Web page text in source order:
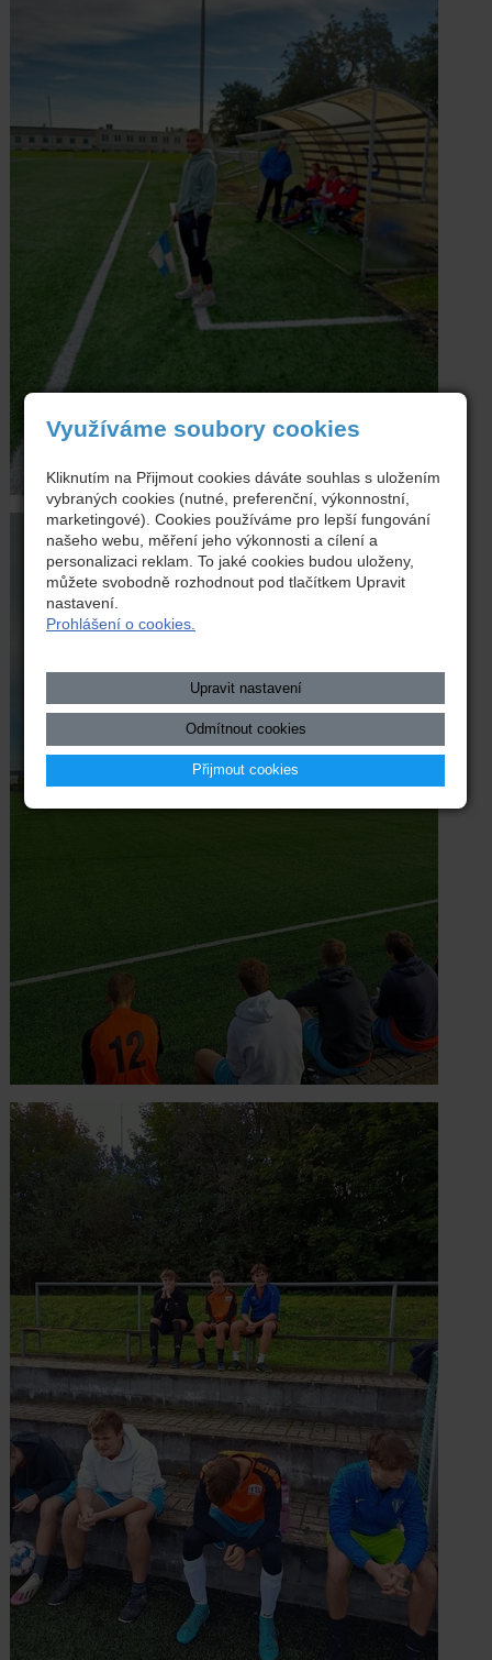
Využíváme soubory cookies
Kliknutím na Přijmout cookies dáváte souhlas s uložením
vybraných cookies (nutné, preferenční, výkonnostní,
marketingové). Cookies používáme pro lepší fungování
našeho webu, měření jeho výkonnosti a cílení a
personalizaci reklam. To jaké cookies budou uloženy,
můžete svobodně rozhodnout pod tlačítkem Upravit
nastavení.
Prohlášení o cookies.
Upravit nastavení
Odmítnout cookies
Přijmout cookies